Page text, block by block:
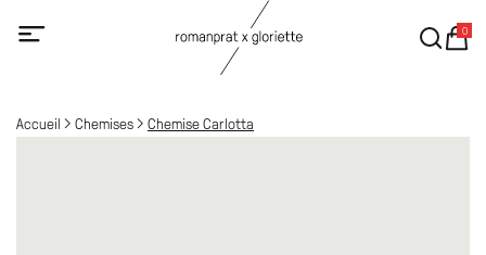
0
Accueil Chemises Chemise Carlotta